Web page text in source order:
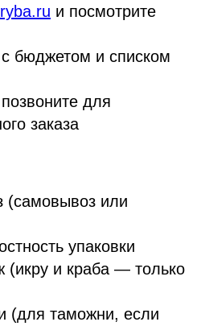
и посмотрите
бюджетом и списком
для
заказа
(самовывоз или
упаковки
(икру и краба — только
(для таможни, если